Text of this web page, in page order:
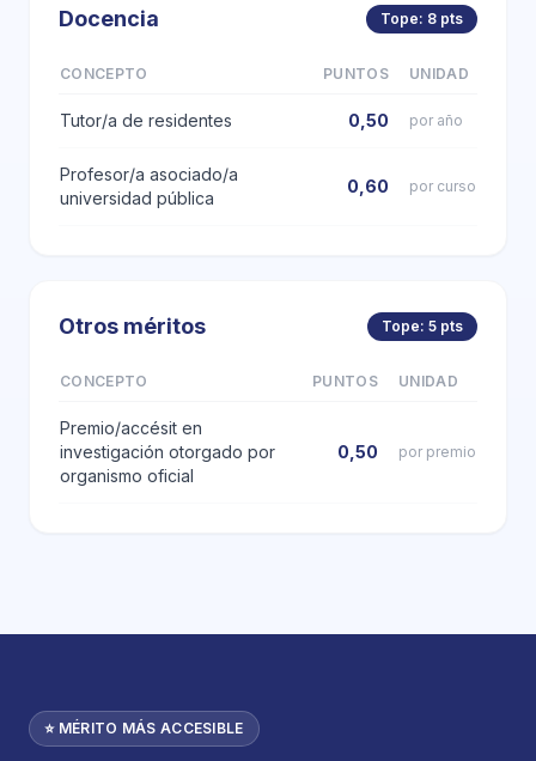
Docencia Tope: 8 pts
CONCEPTO PUNTOS UNIDAD
Tutor/a de residentes 0,50 por año
Profesor/a asociado/a
universidad pública
0,60 por curso
Otros méritos Tope: 5 pts
CONCEPTO PUNTOS UNIDAD
Premio/accésit en
investigación otorgado por
organismo oficial
0,50 por premio
⭐ MÉRITO MÁS ACCESIBLE